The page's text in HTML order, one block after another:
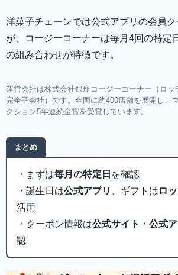
洋菓子チェーンでは公式アプリの会員
が、コージーコーナーは毎月4回の特定
の組み合わせが特徴です。
運営会社は株式会社銀座コージーコーナー（ロ
完全子会社）です。全国に約400店舗を展開し、
クション5年連続金賞を受賞しています。
まとめ
・まずは毎月の特定日 を確認
・誕生日は公式アプリ 、ギフトは ロ
活用
・クーポン情報は公式サイト・公式ア
認